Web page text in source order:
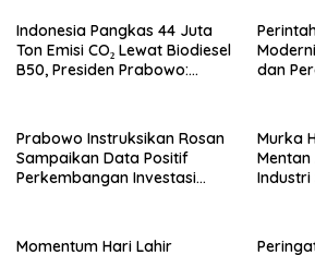
Indonesia Pangkas 44 Juta
Ton Emisi CO₂ Lewat Biodiesel
B50, Presiden Prabowo:
dan
Prabowo Instruksikan Rosan
Sampaikan Data Positif
Perkembangan Investasi
Murka
Mentan
Industri
Momentum Hari Lahir